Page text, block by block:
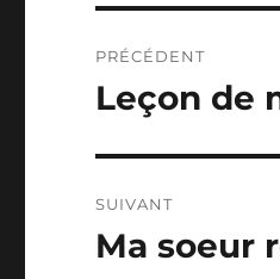
de
PRÉCÉDENT
Publication
Leçon de
SUIVANT
Publication
Ma soeur